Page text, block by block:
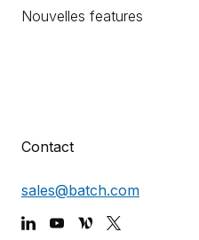
Nouvelles features
Contact
sales@batch.com